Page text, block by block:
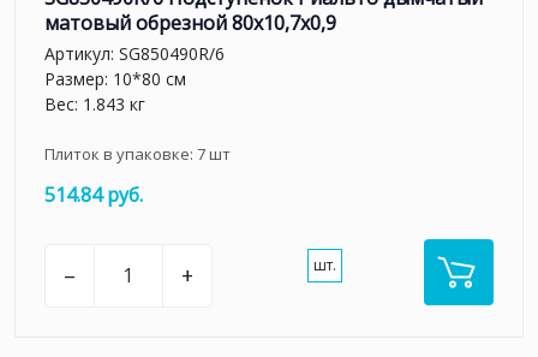
матовый обрезной 80x10,7x0,9
Артикул: SG850490R/6
Размер: 10*80 см
Вес: 1.843 кг
Плиток в упаковке: 7шт
514.84 руб.
– + шт.